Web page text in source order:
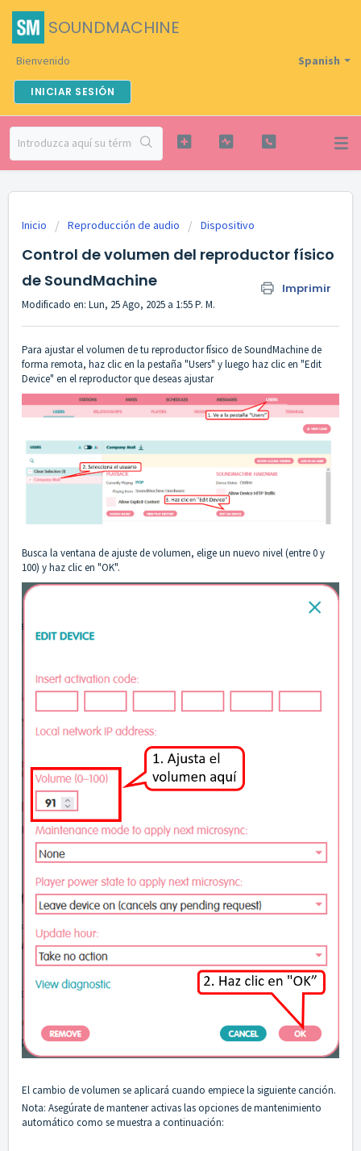
SOUNDMACHINE
Spanish
Bienvenido
INICIAR SESIÓN
Inicio Reproducción de audio Dispositivo
Control de volumen del reproductor físico
de SoundMachine
Imprimir
Modificado en: Lun, 25 Ago, 2025 a 1:55 P. M.
Para ajustar el volumen de tu reproductor físico de SoundMachine de
forma remota, haz clic en la pestaña "Users" y luego haz clic en "Edit
Device" en el reproductor que deseas ajustar
Busca la ventana de ajuste de volumen, elige un nuevo nivel (entre 0 y
100) y haz clic en "OK".
El cambio de volumen se aplicará cuando empiece la siguiente canción.
Nota: Asegúrate de mantener activas las opciones de mantenimiento
automático como se muestra a continuación: